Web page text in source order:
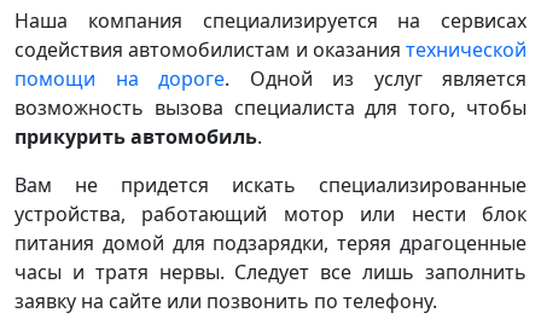
Наша компания специализируется на сервисах
содействия автомобилистам и оказания технической
помощи на дороге. Одной из услуг является
возможность вызова специалиста для того, чтобы
прикурить автомобиль.
Вам не придется искать специализированные
устройства, работающий мотор или нести блок
питания домой для подзарядки, теряя драгоценные
часы и тратя нервы. Следует все лишь заполнить
заявку на сайте или позвонить по телефону.